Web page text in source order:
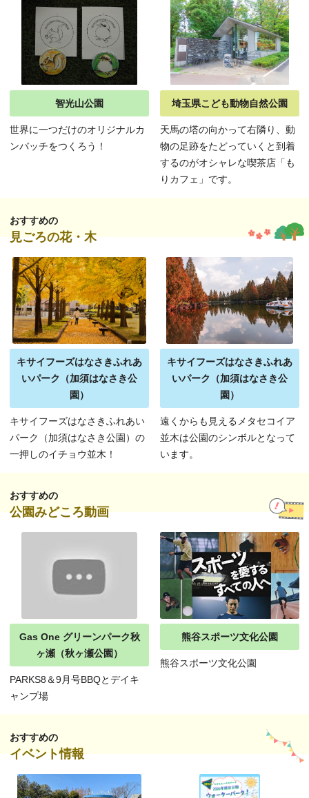
智光山公園
世界に一つだけのオリジナルカ
ンバッチをつくろう！
埼玉県こども動物自然公園
天馬の塔の向かって右隣り、動
物の足跡をたどっていくと到着
するのがオシャレな喫茶店「も
りカフェ」です。
おすすめの
見ごろの花・木
キサイフーズはなさきふれあ
いパーク（加須はなさき公
園）
キサイフーズはなさきふれあい
パーク（加須はなさき公園）の
一押しのイチョウ並木！
キサイフーズはなさきふれあ
いパーク（加須はなさき公
園）
遠くからも見えるメタセコイア
並木は公園のシンボルとなって
います。
おすすめの
公園みどころ動画
Gas One グリーンパーク秋
ヶ瀬（秋ヶ瀬公園）
PARKS8＆9月号BBQとデイキ
ャンプ場
熊谷スポーツ文化公園
熊谷スポーツ文化公園
おすすめの
イベント情報